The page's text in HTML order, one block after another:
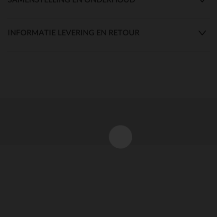
INFORMATIE LEVERING EN RETOUR